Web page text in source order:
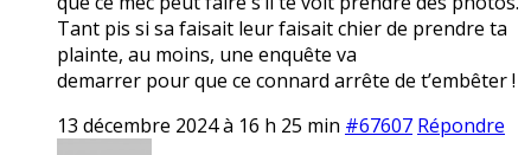
Tant pis si sa faisait leur faisait chier de prendre ta
plainte, au moins, une enquête va
demarrer pour que ce connard arrête de t’embêter !
13 décembre 2024 à 16 h 25 min #67607 Répondre